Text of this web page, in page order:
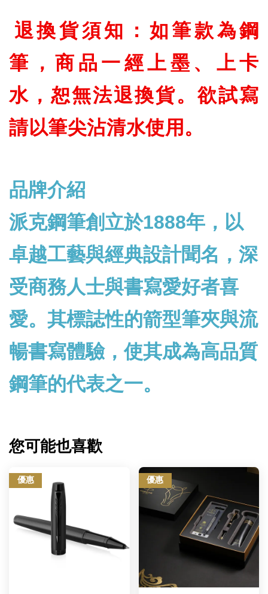
退換貨須知：如筆款為鋼
筆，商品一經上墨、上卡
水，恕無法退換貨。欲試寫
請以筆尖沾清水使用。
品牌介紹
派克鋼筆創立於1888年，以
卓越工藝與經典設計聞名，深
受商務人士與書寫愛好者喜
愛。其標誌性的箭型筆夾與流
暢書寫體驗，使其成為高品質
鋼筆的代表之一。
您可能也喜歡
優惠 優惠